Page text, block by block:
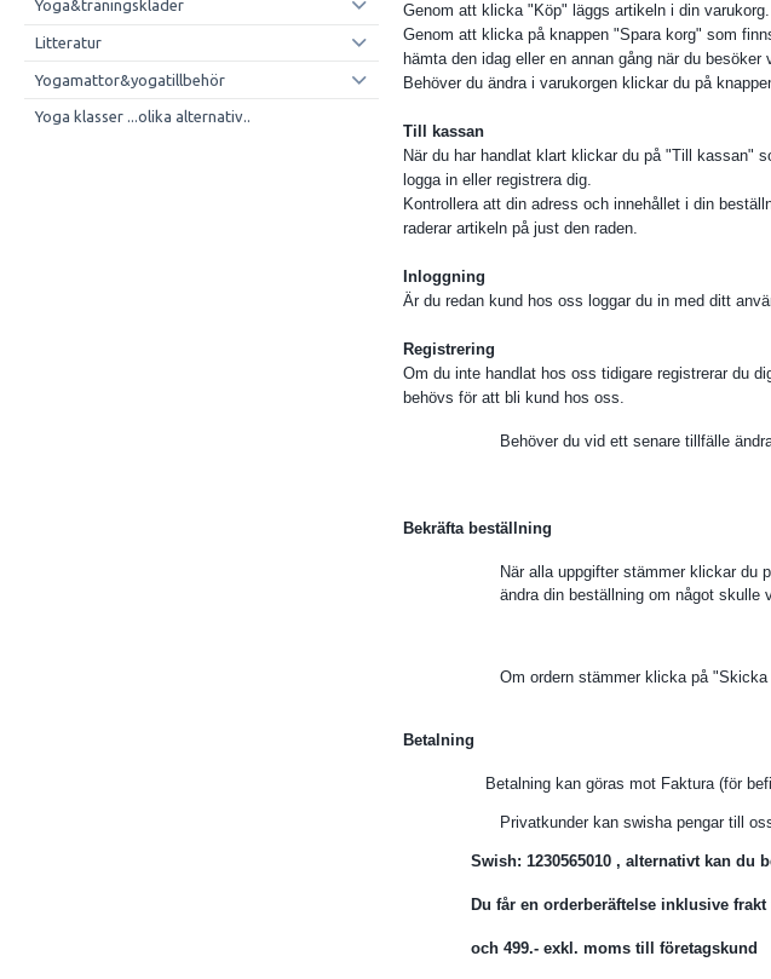
Yoga&träningskläder
Litteratur
Yogamattor&yogatillbehör
Yoga klasser ...olika alternativ..
Genom att klicka "Köp" läggs artikeln i din
Genom att klicka på knappen "Spara korg" som
hämta den idag eller en annan gång när du
Behöver du ändra i varukorgen klickar du på
Till kassan
När du har handlat klart klickar du på "Till kassan"
logga in eller registrera dig.
Kontrollera att din adress och innehållet i din
raderar artikeln på just den raden.
Inloggning
Är du redan kund hos oss loggar du in med ditt
Registrering
Om du inte handlat hos oss tidigare registrerar du
behövs för att bli kund hos oss.
Behöver du vid ett senare tillfälle
Bekräfta beställning
När alla uppgifter stämmer klickar du
ändra din beställning om något skulle
Om ordern stämmer klicka på
Betalning
Betalning kan göras mot Faktura (för
Privatkunder kan swisha pengar till
Swish: 1230565010 , alternativt kan du
Du får en orderberäftelse inklusive frakt på
och 499.- exkl. moms till företagskund